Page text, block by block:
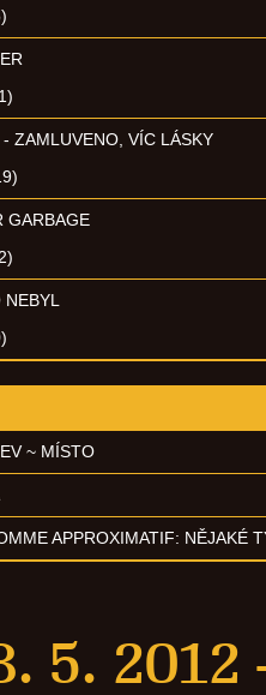
ZAMLUVENO, VÍC LÁSKY
GARBAGE
~ MÍSTO
APPROXIMATIF: NĚJAKÉ
5. 2012